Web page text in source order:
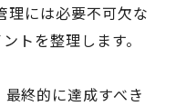
理には必要不可欠な
トを整理します。
終的に達成すべき